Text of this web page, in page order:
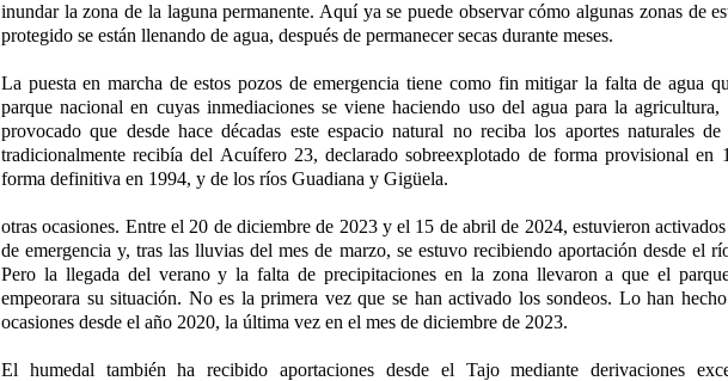
inundar la zona de la laguna permanente. Aquí ya se puede observar cómo algunas zonas de
protegido se están llenando de agua, después de permanecer secas durante meses.
La puesta en marcha de estos pozos de emergencia tiene como fin mitigar la falta de agua
parque nacional en cuyas inmediaciones se viene haciendo uso del agua para la
provocado que desde hace décadas este espacio natural no reciba los aportes naturales
tradicionalmente recibía del Acuífero 23, declarado sobreexplotado de forma provisional en
forma definitiva en 1994, y de los ríos Guadiana y Gigüela.
otras ocasiones. Entre el 20 de diciembre de 2023 y el 15 de abril de 2024, estuvieron
de emergencia y, tras las lluvias del mes de marzo, se estuvo recibiendo aportación desde el
Pero la llegada del verano y la falta de precipitaciones en la zona llevaron a que el
empeorara su situación. No es la primera vez que se han activado los sondeos. Lo han
ocasiones desde el año 2020, la última vez en el mes de diciembre de 2023.
El humedal también ha recibido aportaciones desde el Tajo mediante derivaciones